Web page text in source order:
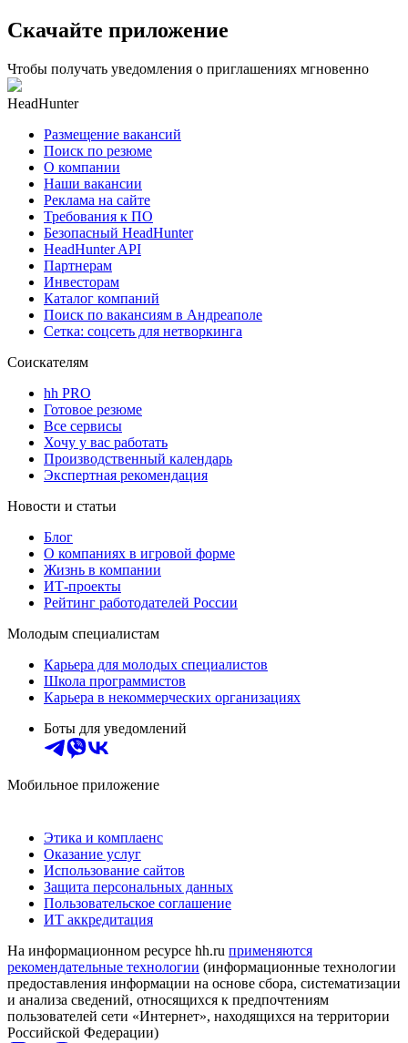
Скачайте приложение
Чтобы получать уведомления о приглашениях мгновенно
HeadHunter
Размещение вакансий
Поиск по резюме
О компании
Наши вакансии
Реклама на сайте
Требования к ПО
Безопасный HeadHunter
HeadHunter API
Партнерам
Инвесторам
Каталог компаний
Поиск по вакансиям в Андреаполе
Сетка: соцсеть для нетворкинга
Соискателям
hh PRO
Готовое резюме
Все сервисы
Хочу у вас работать
Производственный календарь
Экспертная рекомендация
Новости и статьи
Блог
О компаниях в игровой форме
Жизнь в компании
ИТ-проекты
Рейтинг работодателей России
Молодым специалистам
Карьера для молодых специалистов
Школа программистов
Карьера в некоммерческих организациях
Боты для уведомлений
Мобильное приложение
Этика и комплаенс
Оказание услуг
Использование сайтов
Защита персональных данных
Пользовательское соглашение
ИТ аккредитация
На информационном ресурсе hh.ru применяются
рекомендательные технологии (информационные технологии
предоставления информации на основе сбора, систематизации
и анализа сведений, относящихся к предпочтениям
пользователей сети «Интернет», находящихся на территории
Российской Федерации)